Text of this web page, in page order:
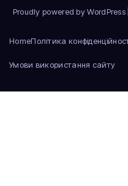
Proudly powered by WordPress
HomeПолітика
Умови використання сайту